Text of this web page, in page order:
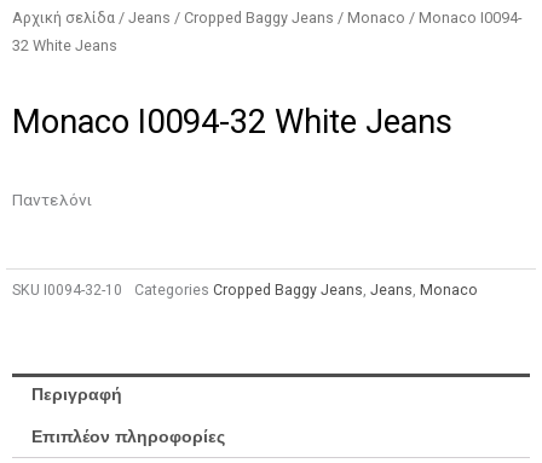
Αρχική σελίδα / Jeans / Cropped Baggy Jeans / Monaco / Monaco I0094-
32 White Jeans
Monaco I0094-32 White Jeans
Παντελόνι
SKU I0094-32-10 Categories Cropped Baggy Jeans, Jeans, Monaco
Περιγραφή
Επιπλέον πληροφορίες